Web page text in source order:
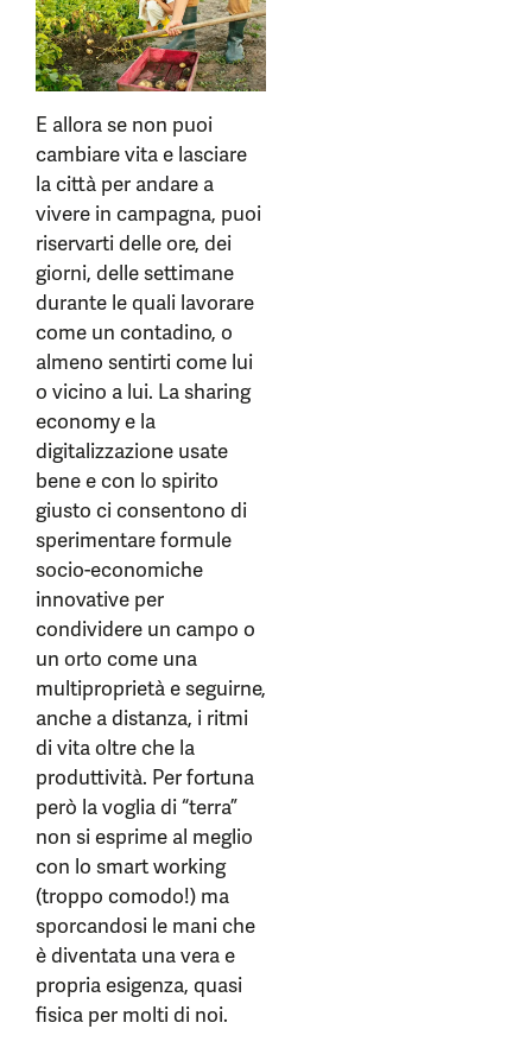
E allora se non puoi
cambiare vita e lasciare
la città per andare a
vivere in campagna, puoi
riservarti delle ore, dei
giorni, delle settimane
durante le quali lavorare
come un contadino, o
almeno sentirti come lui
o vicino a lui. La sharing
economy e la
digitalizzazione usate
bene e con lo spirito
giusto ci consentono di
sperimentare formule
socio-economiche
innovative per
condividere un campo o
un orto come una
multiproprietà e seguirne,
anche a distanza, i ritmi
di vita oltre che la
produttività. Per fortuna
però la voglia di “terra”
non si esprime al meglio
con lo smart working
(troppo comodo!) ma
sporcandosi le mani che
è diventata una vera e
propria esigenza, quasi
fisica per molti di noi.